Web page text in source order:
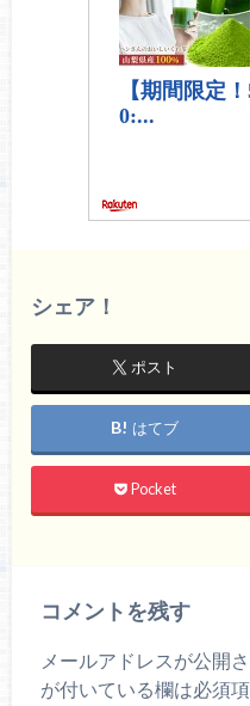
シェア！
ポスト
はてブ
Pocket
コメントを残す
メールアドレスが公開
が付いている欄は必須